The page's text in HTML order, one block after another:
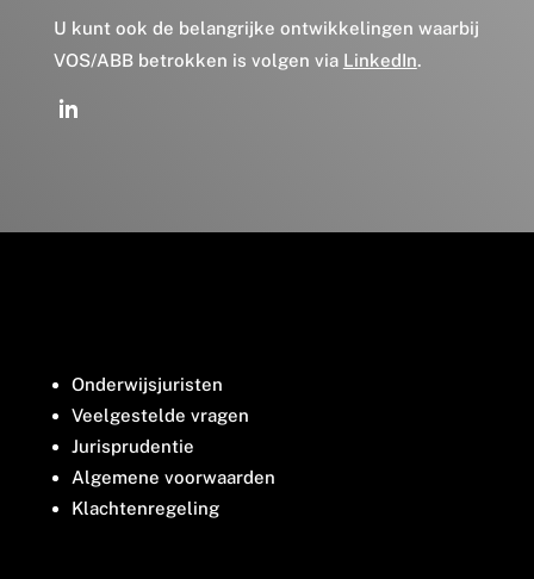
U kunt ook de belangrijke ontwikkelingen waarbij
VOS/ABB betrokken is volgen via LinkedIn.
Onderwijsjuristen
Veelgestelde vragen
Jurisprudentie
Algemene voorwaarden
Klachtenregeling